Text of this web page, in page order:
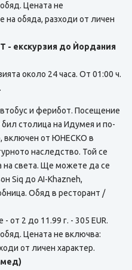
Цената не
на обяда, разходи от личен
екскурзия до Ѝордания
около 24 часа. От 01:00 ч.
и ферибот. Посещение
столица на Идумея и по-
включен от ЮНЕСКО в
наследство. Той се
на света. Ще можете да се
Siq до AI-Khazneh,
Обяд в ресторант /
от 2 до 11.99 г. - 305 EUR.
Цената не включва:
от личен характер.